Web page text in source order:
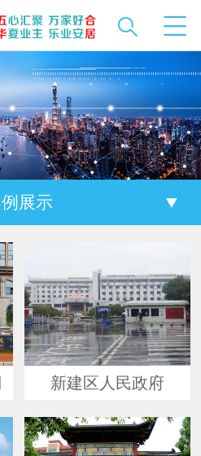
展示
新建区人民政府